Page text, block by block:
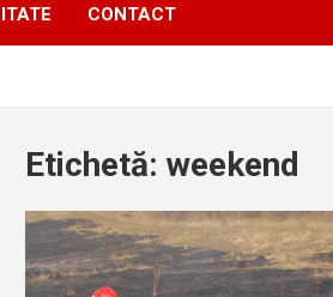
CONTACT
Etichetă: weekend